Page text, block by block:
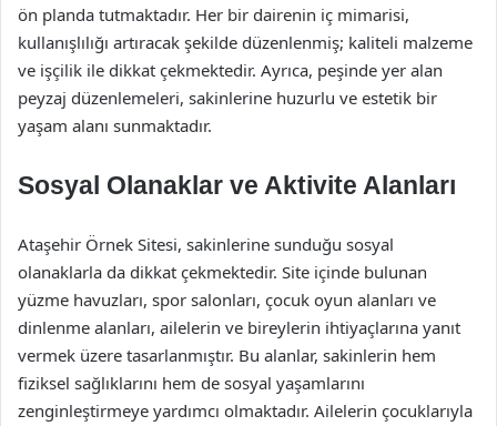
ön planda tutmaktadır. Her bir dairenin iç mimarisi,
kullanışlılığı artıracak şekilde düzenlenmiş; kaliteli malzeme
ve işçilik ile dikkat çekmektedir. Ayrıca, peşinde yer alan
peyzaj düzenlemeleri, sakinlerine huzurlu ve estetik bir
yaşam alanı sunmaktadır.
Sosyal Olanaklar ve Aktivite Alanları
Ataşehir Örnek Sitesi, sakinlerine sunduğu sosyal
olanaklarla da dikkat çekmektedir. Site içinde bulunan
yüzme havuzları, spor salonları, çocuk oyun alanları ve
dinlenme alanları, ailelerin ve bireylerin ihtiyaçlarına yanıt
vermek üzere tasarlanmıştır. Bu alanlar, sakinlerin hem
fiziksel sağlıklarını hem de sosyal yaşamlarını
zenginleştirmeye yardımcı olmaktadır. Ailelerin çocuklarıyla